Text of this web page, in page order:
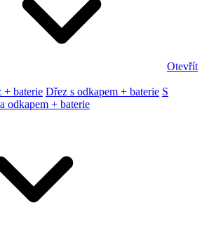
Otevřít
+ baterie Dřez s odkapem + baterie S
odkapem + baterie